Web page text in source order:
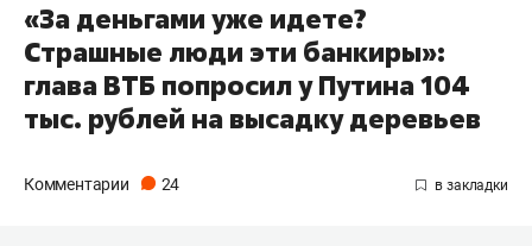
«За деньгами уже идете?
Страшные люди эти банкиры»:
глава ВТБ попросил у Путина 104
тыс. рублей на высадку деревьев
Комментарии 24